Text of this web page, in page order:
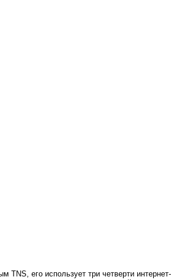
его использует три четверти